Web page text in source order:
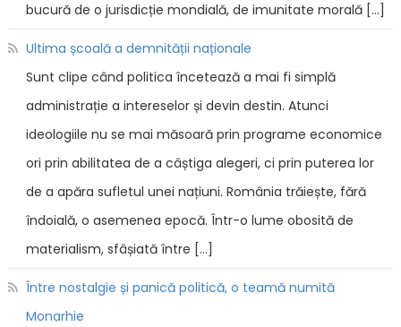
bucură de o jurisdicție mondială, de imunitate morală […]
Ultima școală a demnității naționale
Sunt clipe când politica încetează a mai fi simplă
administrație a intereselor și devin destin. Atunci
ideologiile nu se mai măsoară prin programe economice
ori prin abilitatea de a câștiga alegeri, ci prin puterea lor
de a apăra sufletul unei națiuni. România trăiește, fără
îndoială, o asemenea epocă. Într-o lume obosită de
materialism, sfâșiată între […]
Între nostalgie și panică politică, o teamă numită
Monarhie